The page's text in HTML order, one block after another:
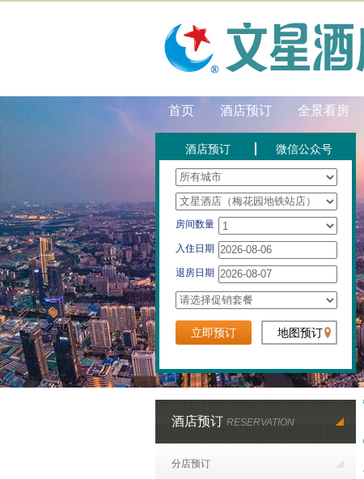
首页 酒店预订 全景看房
酒店预订 微信公众号
房间数量
入住日期
退房日期
酒店预订RESERVATION
分店预订